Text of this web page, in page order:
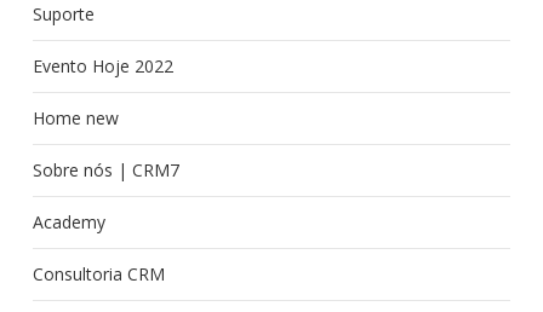
Suporte
Evento Hoje 2022
Home new
Sobre nós | CRM7
Academy
Consultoria CRM